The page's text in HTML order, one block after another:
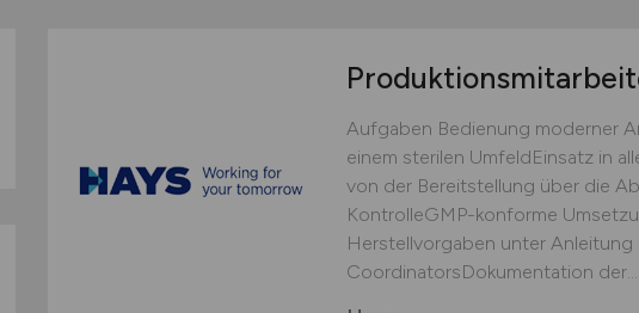
Aufgaben Bedienung moderner
einem sterilen UmfeldEinsatz in
von der Bereitstellung über die
KontrolleGMP-konforme
Herstellvorgaben unter Anleitung
CoordinatorsDokumentation der...